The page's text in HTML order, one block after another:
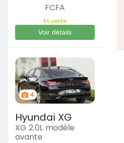
FCFA
En vente
Voir détails
4
Hyundai XG
XG 2.0L modèle
avante